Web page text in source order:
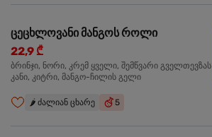
ცეცხლოვანი მანგოს როლი
22,9 ₾
ბრინჯი, ნორი, კრემ ყველი, შემწვარი გველთევზას
კანი, კიტრი, მანგო-ჩილის გელი
🌶️ ძალიან ცხარე 5